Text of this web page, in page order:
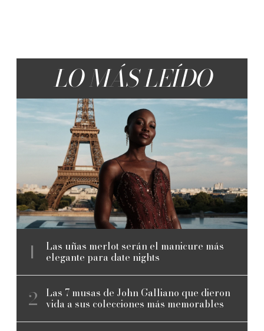
LO MÁS LEÍDO
Las uñas merlot serán el manicure más
elegante para date nights
Las 7 musas de John Galliano que dieron
vida a sus colecciones más memorables